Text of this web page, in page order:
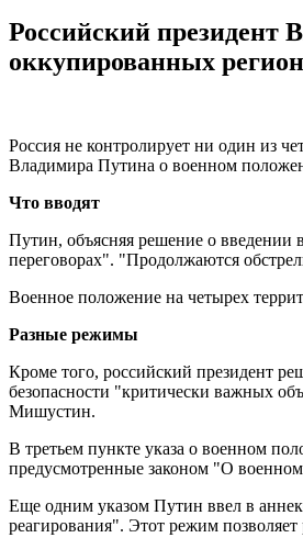
Российский президент
оккупированных
Россия не контролирует ни один из
Владимира Путина о военном
Что вводят
Путин, объясняя решение о введении
переговорах". "Продолжаются
Военное положение на четырех
Разные режимы
Кроме того, российский президент
безопасности "критически важных
Мишустин.
В третьем пункте указа о военном
предусмотренные законом "О
Еще одним указом Путин ввел в
реагирования". Этот режим